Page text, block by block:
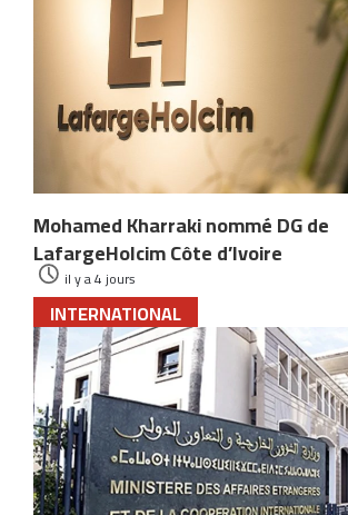
Mohamed Kharraki nommé DG de
LafargeHolcim Côte d’Ivoire
il y a 4 jours
INTERNATIONAL